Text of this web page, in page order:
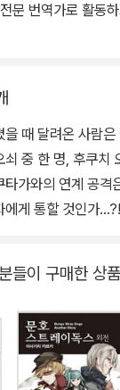
문 번역가로 활동
때 달려온 사람
쇠 중 한 명, 후쿠치
가와의 연계 공격
에게 통할 것인가
은 무서운 크툴루 신
향을 일으켰던 원작
와 산고’의 합작은,
한 이능력 배틀 액
류노스케(능력명 :
들이 구매한 상품